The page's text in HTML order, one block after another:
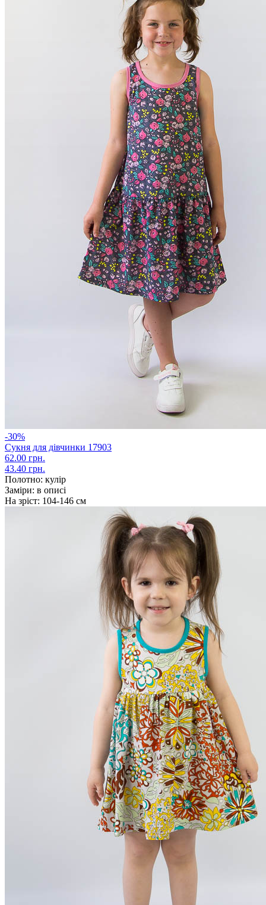
-30%
Сукня для дівчинки 17903
62.00 грн.
43.40 грн.
Полотно: кулір
Заміри: в описі
На зріст: 104-146 см